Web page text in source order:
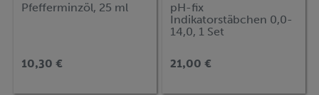
Pfefferminzöl, 25 ml
10,30 €
pH-fix
Indikatorstäbchen 0,0-
14,0, 1 Set
21,00 €